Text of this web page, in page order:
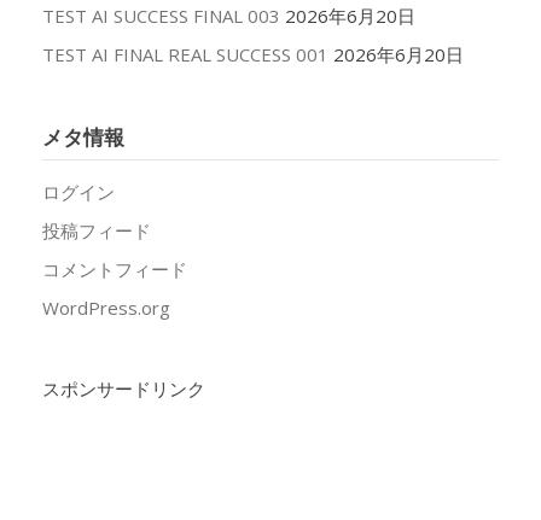
TEST AI SUCCESS FINAL 003 2026年6月20日
TEST AI FINAL REAL SUCCESS 001 2026年6月20日
メタ情報
ログイン
投稿フィード
コメントフィード
WordPress.org
スポンサードリンク